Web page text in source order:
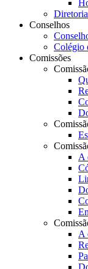
Conselhos
Colégio
Comissões
A
A